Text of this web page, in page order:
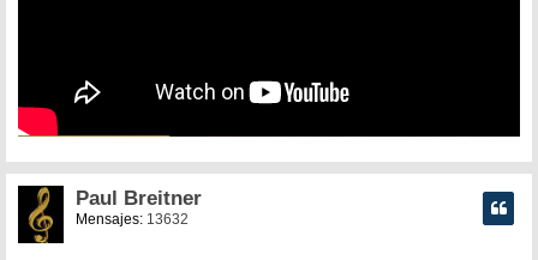
Paul Breitner
Mensajes:13632